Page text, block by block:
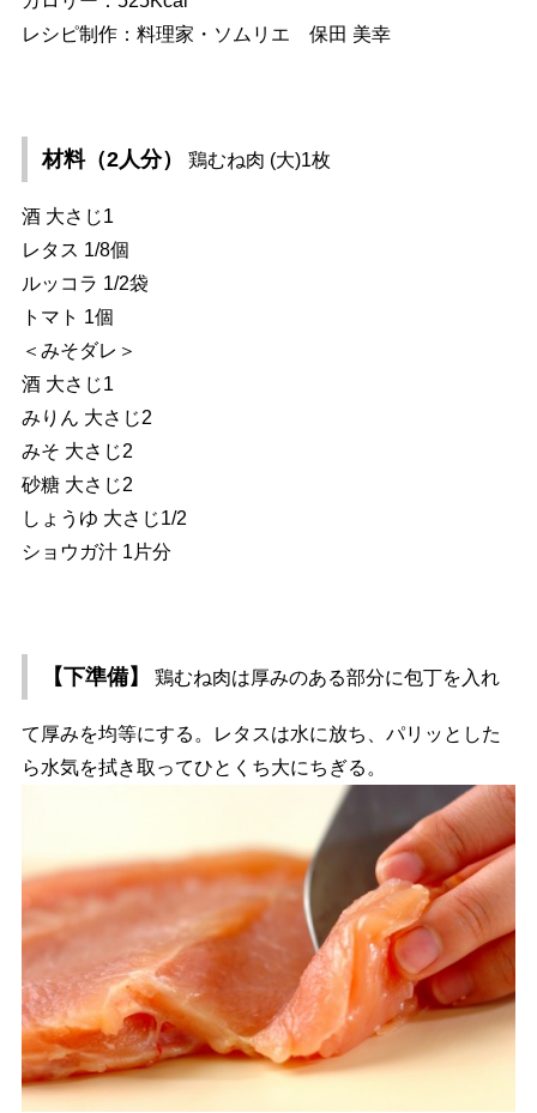
レシピ制作：料理家・ソムリエ 保田 美幸
材料（2人分） 鶏むね肉 (大)1枚
酒 大さじ1
レタス 1/8個
ルッコラ 1/2袋
トマト 1個
＜みそダレ＞
酒 大さじ1
みりん 大さじ2
みそ 大さじ2
砂糖 大さじ2
しょうゆ 大さじ1/2
ショウガ汁 1片分
【下準備】 鶏むね肉は厚みのある部分に包丁を入れ
て厚みを均等にする。レタスは水に放ち、パリッとした
ら水気を拭き取ってひとくち大にちぎる。